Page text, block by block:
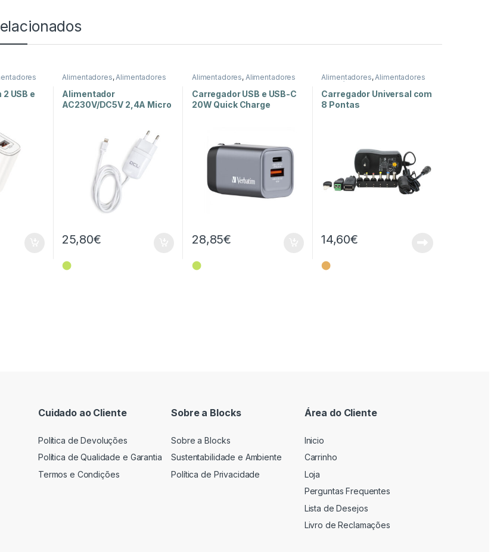
USB e
Alimentadores, Alimentadores
Alimentador
AC230V/DC5V 2,4A Micro
25,80€
⬤
Alimentadores, Alimentadores
Carregador USB e USB-C
20W Quick Charge
28,85€
⬤
Alimentadores, Alimentadores
Reguláveis
Carregador Universal com
8 Pontas
14,60€
⬤
Cuidado ao Cliente
Política de Devoluções
Política de Qualidade e Garantia
Termos e Condições
Sobre a Blocks
Sobre a Blocks
Sustentabilidade e Ambiente
Política de Privacidade
Área do Cliente
Inicio
Carrinho
Loja
Perguntas Frequentes
Lista de Desejos
Livro de Reclamações